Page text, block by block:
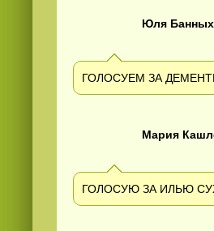
Юля Банных
ГОЛОСУЕМ ЗА
Мария
ГОЛОСУЮ ЗА ИЛЬЮ